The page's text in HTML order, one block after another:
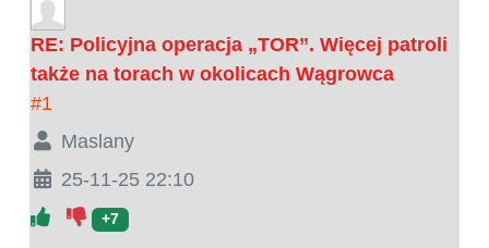
RE: Policyjna operacja „TOR”. Więcej patroli
także na torach w okolicach Wągrowca
#1
Maslany
25-11-25 22:10
+7